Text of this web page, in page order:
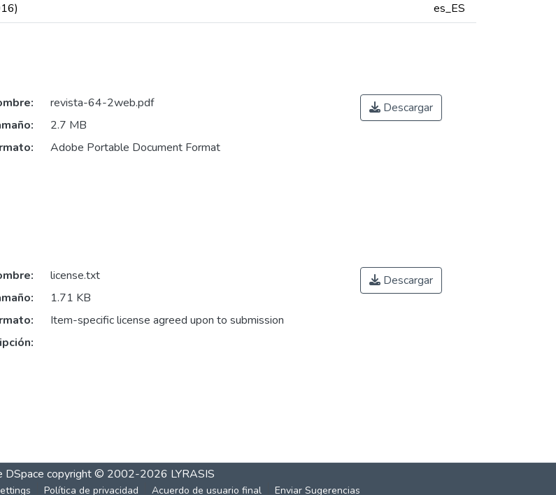
es_ES
revista-64-2web.pdf
2.7 MB
Adobe Portable Document Format
Descargar
license.txt
1.71 KB
Item-specific license agreed upon to submission
Descargar
DSpace copyright © 2002-2026 LYRASIS
Política de privacidad Acuerdo de usuario final Enviar Sugerencias